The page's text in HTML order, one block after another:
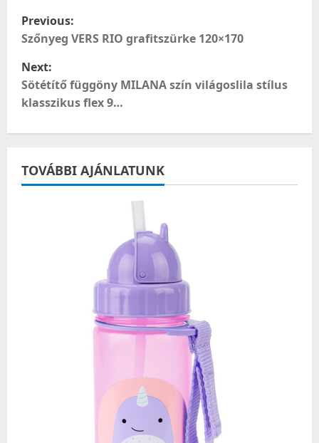
P
o
s
t
n
a
v
Previous:
Szőnyeg VERS RIO grafitszürke 120×170
Next:
Sötétítő függöny MILANA szín világoslila stílus
klasszikus flex 9…
TOVÁBBI AJÁNLATUNK